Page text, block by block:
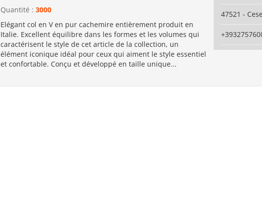
Quantité : 3000
Elégant col en V en pur cachemire entièrement produit en
Italie. Excellent équilibre dans les formes et les volumes qui
caractérisent le style de cet article de la collection, un
élément iconique idéal pour ceux qui aiment le style essentiel
et confortable. Conçu et développé en taille unique...
47521 -